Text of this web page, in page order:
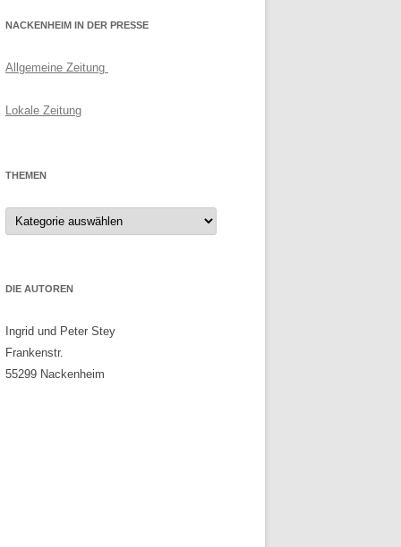
NACKENHEIM IN DER PRESSE
Allgemeine Zeitung
Lokale Zeitung
THEMEN
Themen
DIE AUTOREN
Ingrid und Peter Stey
Frankenstr.
55299 Nackenheim